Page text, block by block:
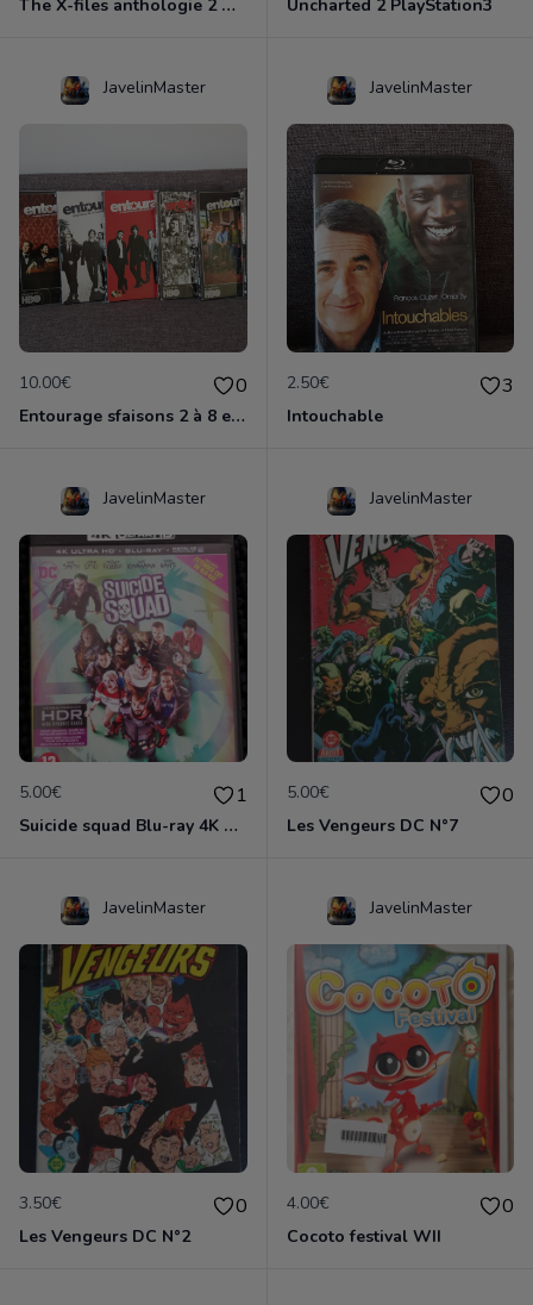
The X-files anthologie 2 DVD Uncharted 2 PlayStation3
JavelinMaster
10.00€ 0
Entourage sfaisons 2 à 8 en dvd
JavelinMaster
2.50€ 3
Intouchable
JavelinMaster
5.00€ 1
Suicide squad Blu-ray 4K ultra HD
JavelinMaster
5.00€ 0
Les Vengeurs DC N°7
JavelinMaster
3.50€ 0
Les Vengeurs DC N°2
JavelinMaster
4.00€ 0
Cocoto festival WII